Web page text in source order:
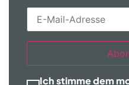
Ich stimme dem